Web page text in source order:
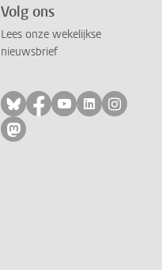
Volg ons
Lees onze wekelijkse
nieuwsbrief
Volg ons op bluesky
Volg ons op
Volg ons op
Volg ons
Volg
Volg ons op mastodon